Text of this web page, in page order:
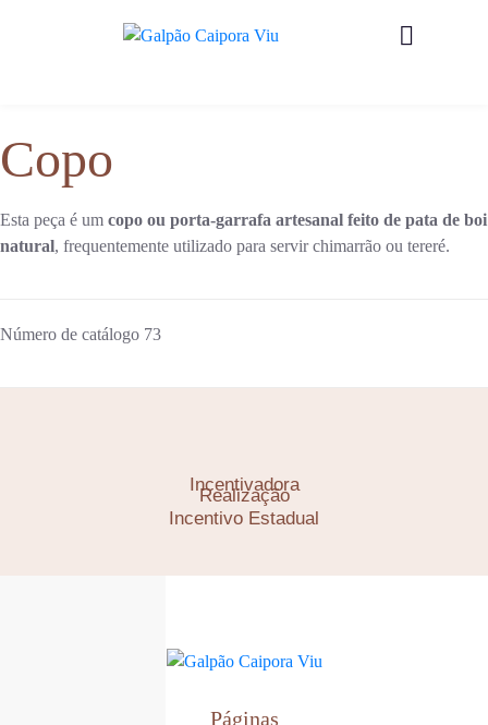
Copo
Esta peça é um copo ou porta-garrafa artesanal feito de pata de boi
natural, frequentemente utilizado para servir chimarrão ou tereré.
Número de catálogo 73
Realização
Incentivadora
Incentivo Estadual
Páginas